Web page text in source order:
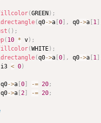
(GREEN ) ;
(q0->a 0 , q0->a 1
( ) ;
( 10 * v) ;
(WHITE) ;
(q0->a 0 , q0->a 1
i3 < 0)
			q0
->a 0 -= 20 ;
			q0
->a 2 -= 20 ;